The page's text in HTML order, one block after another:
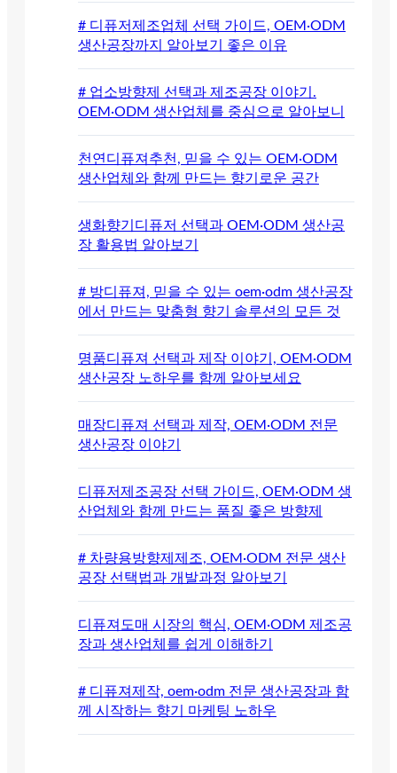
# 디퓨저제조업체 선택 가이드, OEM·ODM
생산공장까지 알아보기 좋은 이유
# 업소방향제 선택과 제조공장 이야기.
OEM·ODM 생산업체를 중심으로 알아보니
천연디퓨져추천, 믿을 수 있는 OEM·ODM
생산업체와 함께 만드는 향기로운 공간
생화향기디퓨저 선택과 OEM·ODM 생산공
장 활용법 알아보기
# 방디퓨져, 믿을 수 있는 oem·odm 생산공장
에서 만드는 맞춤형 향기 솔루션의 모든 것
명품디퓨져 선택과 제작 이야기, OEM·ODM
생산공장 노하우를 함께 알아보세요
매장디퓨져 선택과 제작, OEM·ODM 전문
생산공장 이야기
디퓨저제조공장 선택 가이드, OEM·ODM 생
산업체와 함께 만드는 품질 좋은 방향제
# 차량용방향제제조, OEM·ODM 전문 생산
공장 선택법과 개발과정 알아보기
디퓨져도매 시장의 핵심, OEM·ODM 제조공
장과 생산업체를 쉽게 이해하기
# 디퓨져제작, oem·odm 전문 생산공장과 함
께 시작하는 향기 마케팅 노하우